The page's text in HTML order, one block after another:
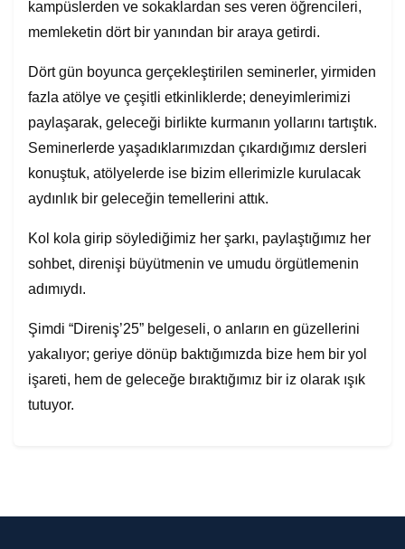
kampüslerden ve sokaklardan ses veren öğrencileri,
memleketin dört bir yanından bir araya getirdi.
Dört gün boyunca gerçekleştirilen seminerler, yirmiden
fazla atölye ve çeşitli etkinliklerde; deneyimlerimizi
paylaşarak, geleceği birlikte kurmanın yollarını tartıştık.
Seminerlerde yaşadıklarımızdan çıkardığımız dersleri
konuştuk, atölyelerde ise bizim ellerimizle kurulacak
aydınlık bir geleceğin temellerini attık.
Kol kola girip söylediğimiz her şarkı, paylaştığımız her
sohbet, direnişi büyütmenin ve umudu örgütlemenin
adımıydı.
Şimdi “Direniş’25” belgeseli, o anların en güzellerini
yakalıyor; geriye dönüp baktığımızda bize hem bir yol
işareti, hem de geleceğe bıraktığımız bir iz olarak ışık
tutuyor.